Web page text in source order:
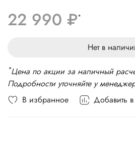
В избранное Добавить
Беспроводные интерфейсы:
Стандарт связи: 4G LTE, 5G,
22 990 ₽*
Нет в
*Цена по акции за наличный
Подробности уточняйте у